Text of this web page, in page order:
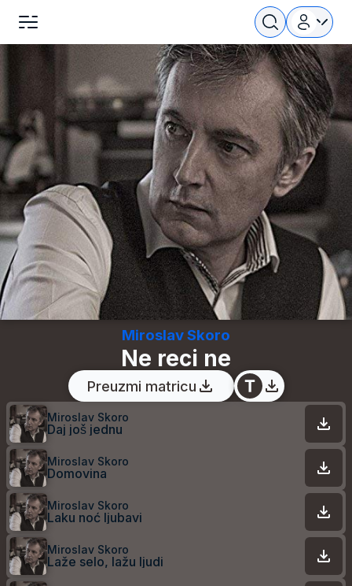
Miroslav Skoro
Ne reci ne
Preuzmi matricu
Miroslav Skoro
Daj još jednu
Miroslav Skoro
Domovina
Miroslav Skoro
Laku noć ljubavi
Miroslav Skoro
Laže selo, lažu ljudi